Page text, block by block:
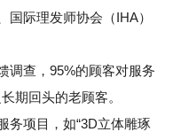
际理发师协会（IHA）
查，95%的顾客对服务
期回头的老顾客。
项目，如“3D立体雕琢